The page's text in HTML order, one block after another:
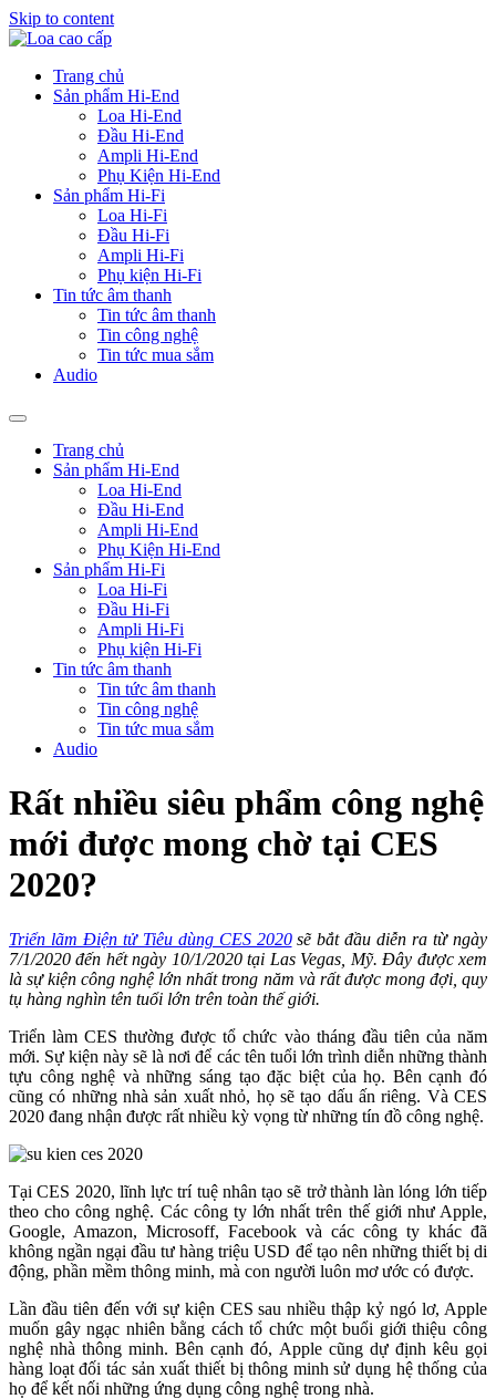
Skip to content
Trang chủ
Sản phẩm Hi-End
Loa Hi-End
Đầu Hi-End
Ampli Hi-End
Phụ Kiện Hi-End
Sản phẩm Hi-Fi
Loa Hi-Fi
Đầu Hi-Fi
Ampli Hi-Fi
Phụ kiện Hi-Fi
Tin tức âm thanh
Tin tức âm thanh
Tin công nghệ
Tin tức mua sắm
Audio
Trang chủ
Sản phẩm Hi-End
Loa Hi-End
Đầu Hi-End
Ampli Hi-End
Phụ Kiện Hi-End
Sản phẩm Hi-Fi
Loa Hi-Fi
Đầu Hi-Fi
Ampli Hi-Fi
Phụ kiện Hi-Fi
Tin tức âm thanh
Tin tức âm thanh
Tin công nghệ
Tin tức mua sắm
Audio
Rất nhiều siêu phẩm công nghệ
mới được mong chờ tại CES
2020?
Triển lãm Điện tử Tiêu dùng CES 2020sẽ bắt đầu diễn ra từ ngày
7/1/2020 đến hết ngày 10/1/2020 tại Las Vegas, Mỹ. Đây được xem
là sự kiện công nghệ lớn nhất trong năm và rất được mong đợi, quy
tụ hàng nghìn tên tuổi lớn trên toàn thế giới.
Triển làm CES thường được tổ chức vào tháng đầu tiên của năm
mới. Sự kiện này sẽ là nơi để các tên tuổi lớn trình diễn những thành
tựu công nghệ và những sáng tạo đặc biệt của họ. Bên cạnh đó
cũng có những nhà sản xuất nhỏ, họ sẽ tạo dấu ấn riêng. Và CES
2020 đang nhận được rất nhiều kỳ vọng từ những tín đồ công nghệ.
Tại CES 2020, lĩnh lực trí tuệ nhân tạo sẽ trở thành làn lóng lớn tiếp
theo cho công nghệ. Các công ty lớn nhất trên thế giới như Apple,
Google, Amazon, Microsoff, Facebook và các công ty khác đã
không ngần ngại đầu tư hàng triệu USD để tạo nên những thiết bị di
động, phần mềm thông minh, mà con người luôn mơ ước có được.
Lần đầu tiên đến với sự kiện CES sau nhiều thập kỷ ngó lơ, Apple
muốn gây ngạc nhiên bằng cách tổ chức một buổi giới thiệu công
nghệ nhà thông minh. Bên cạnh đó, Apple cũng dự định kêu gọi
hàng loạt đối tác sản xuất thiết bị thông minh sử dụng hệ thống của
họ để kết nối những ứng dụng công nghệ trong nhà.